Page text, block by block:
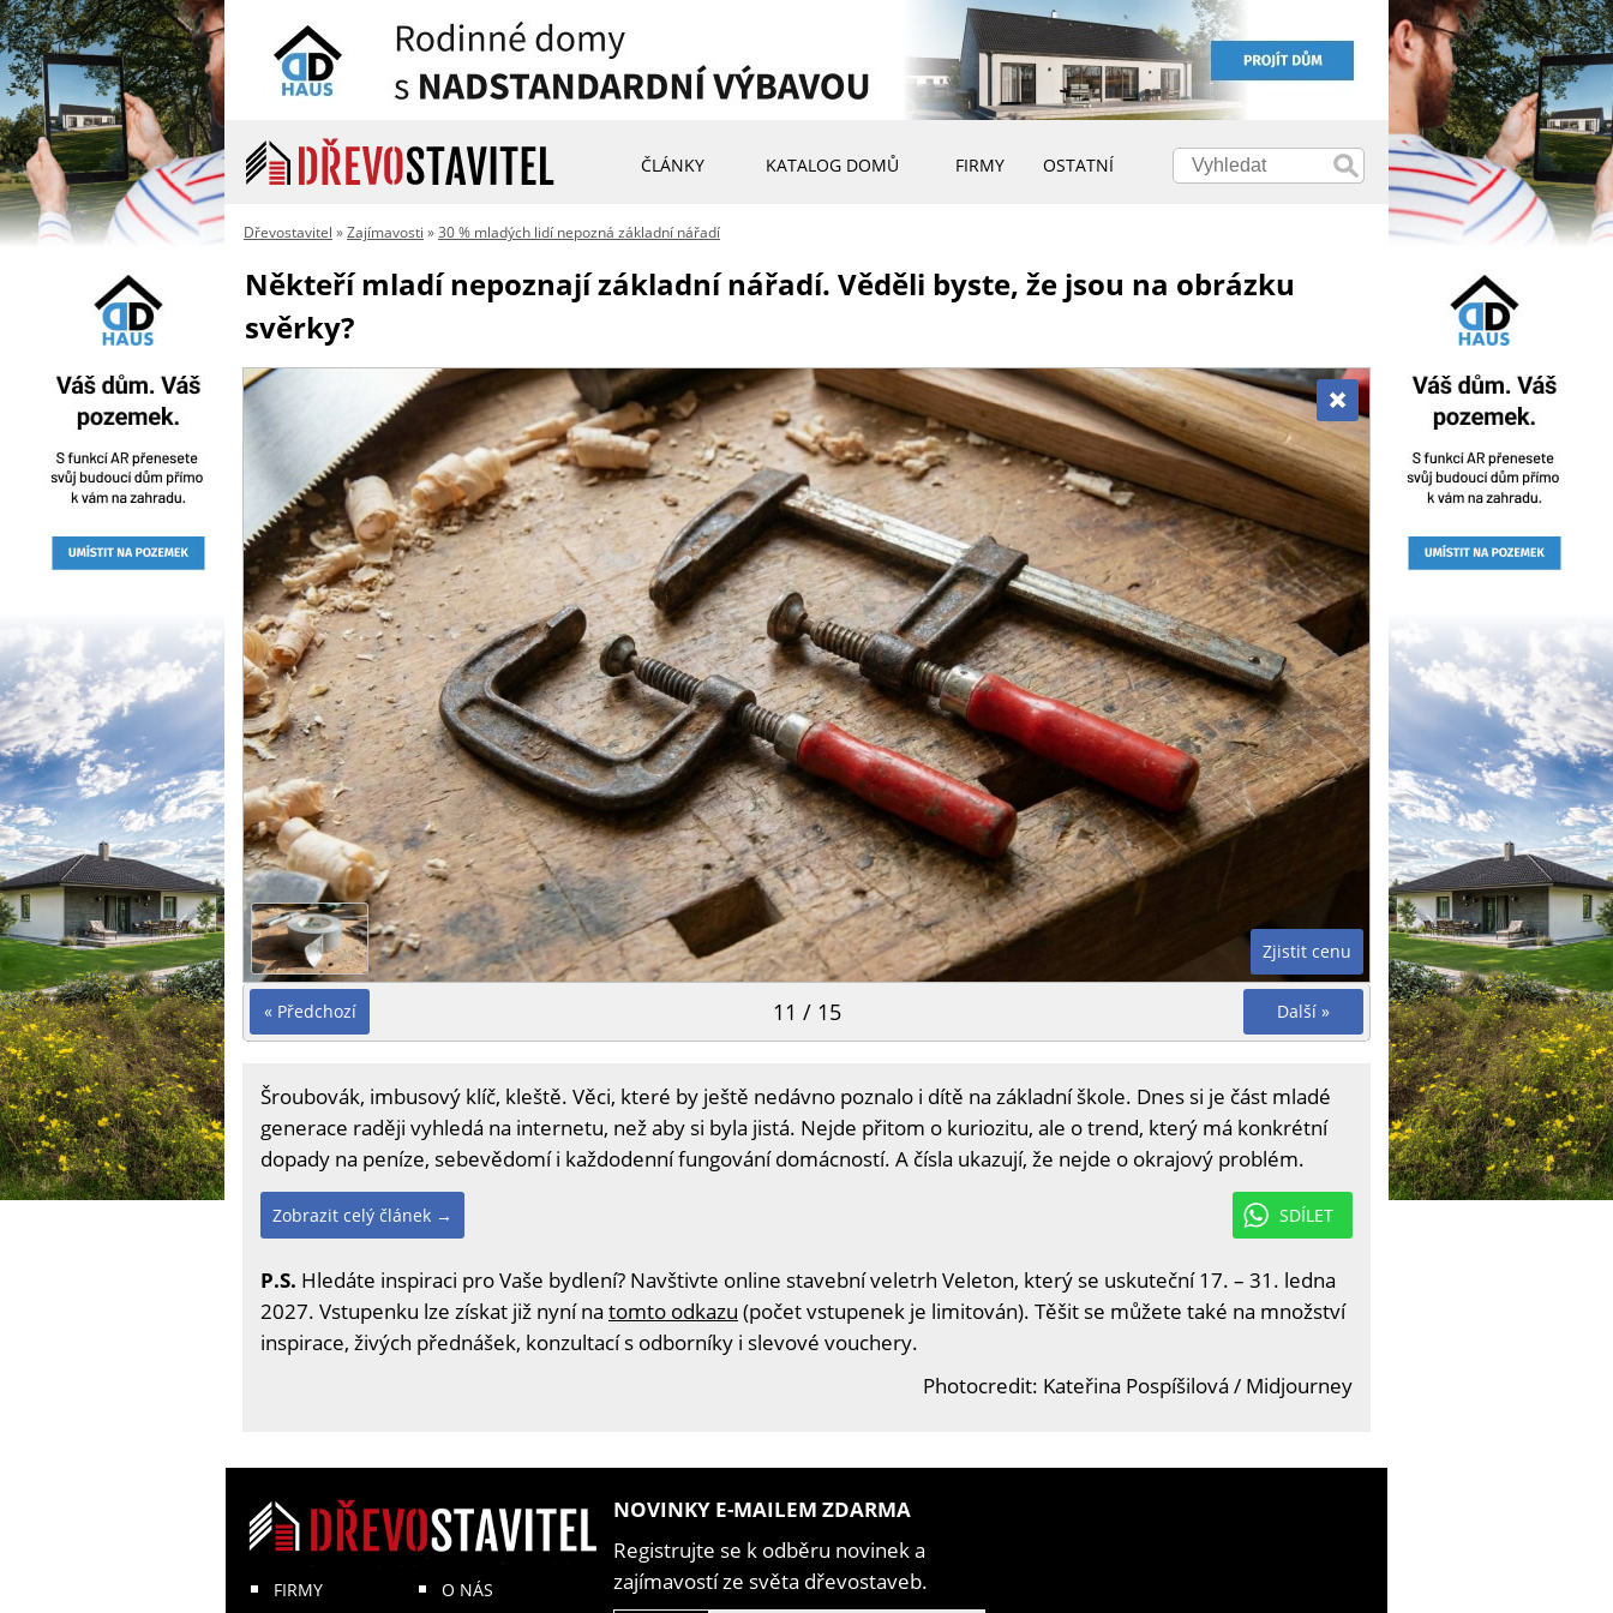
ČLÁNKY KATALOG DOMŮ FIRMY OSTATNÍ
Dřevostavitel »Zajímavosti »30 % mladých lidí nepozná základní nářadí
Někteří mladí nepoznají základní nářadí. Věděli byste, že jsou na obrázku
svěrky?
Zjistit cenu
« Předchozí Další »
11 / 15
Šroubovák, imbusový klíč, kleště. Věci, které by ještě nedávno poznalo i dítě na základní škole. Dnes si je část mladé
generace raději vyhledá na internetu, než aby si byla jistá. Nejde přitom o kuriozitu, ale o trend, který má konkrétní
dopady na peníze, sebevědomí i každodenní fungování domácností. A čísla ukazují, že nejde o okrajový problém.
SDÍLET
Zobrazit celý článek →
P.S. Hledáte inspiraci pro Vaše bydlení? Navštivte online stavební veletrh Veleton, který se uskuteční 17. – 31. ledna
2027. Vstupenku lze získat již nyní na tomto odkazu (počet vstupenek je limitován). Těšit se můžete také na množství
inspirace, živých přednášek, konzultací s odborníky i slevové vouchery.
Photocredit: Kateřina Pospíšilová / Midjourney
FIRMY O NÁS
NOVINKY E-MAILEM ZDARMA
Registrujte se k odběru novinek a
zajímavostí ze světa dřevostaveb.